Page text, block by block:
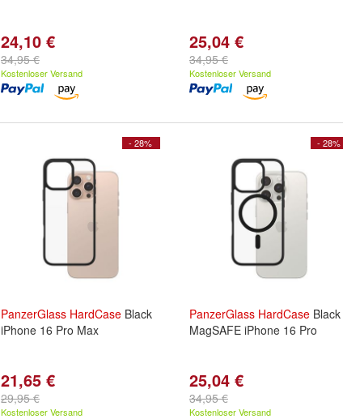
24,10 €
34,95 €
Kostenloser Versand
25,04 €
34,95 €
Kostenloser Versand
- 28%
PanzerGlass HardCase Black
iPhone 16 Pro Max
21,65 €
29,95 €
Kostenloser Versand
- 28%
PanzerGlass HardCase Black
MagSAFE iPhone 16 Pro
25,04 €
34,95 €
Kostenloser Versand